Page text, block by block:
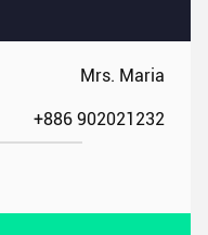
Mrs. Maria
+886 902021232